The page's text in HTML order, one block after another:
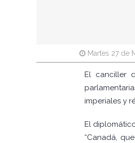
Martes 27 de
El canciller
imperiales y
El
“Canadá,